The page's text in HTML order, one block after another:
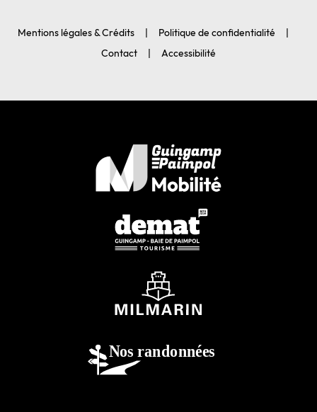
Mentions légales & Crédits
Politique de confidentialité
Contact
Accessibilité